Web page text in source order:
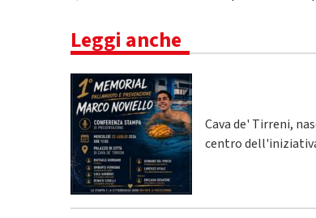
Leggi anche
Cava de' Tirreni,
centro